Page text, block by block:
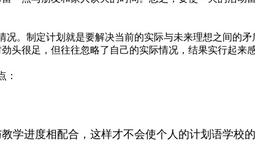
。制定计划就是要解决当前的实际与未来理想之间的矛
头很足，但往往忽略了自己的实际情况，结果实行起来
：
学进度相配合，这样才不会使个人的计划语学校